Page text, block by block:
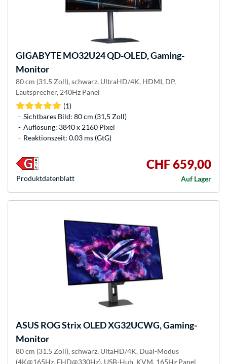
GIGABYTEMO32U24 QD-OLED, Gaming-
Monitor
80 cm (31.5 Zoll), schwarz, UltraHD/4K, HDMI, DP,
Lautsprecher, 240Hz Panel
(1)
Sichtbares Bild: 80 cm (31,5 Zoll)
Auflösung: 3840 x 2160 Pixel
Reaktionszeit: 0.03 ms (GtG)
CHF 659,00
Auf Lager
Produkt­datenblatt
ASUS ROG Strix OLED XG32UCWG, Gaming-
Monitor
80 cm (31.5 Zoll), schwarz, UltaHD/4K, Dual-Modus
(4K@165Hz, FHD@330Hz), USB-Hub, KVM, 165Hz Panel